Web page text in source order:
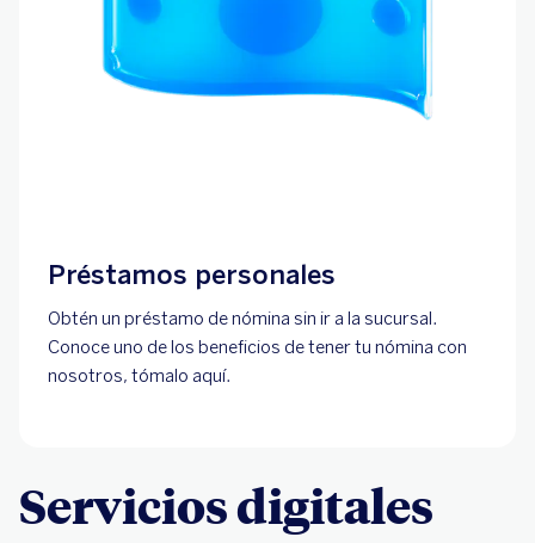
Préstamos personales
Obtén un préstamo de nómina sin ir a la sucursal.
Conoce uno de los beneficios de tener tu nómina con
nosotros, tómalo aquí.
Servicios digitales